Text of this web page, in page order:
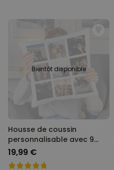
Bientôt disponible
Housse de coussin
personnalisable avec 9
images
19,99 €